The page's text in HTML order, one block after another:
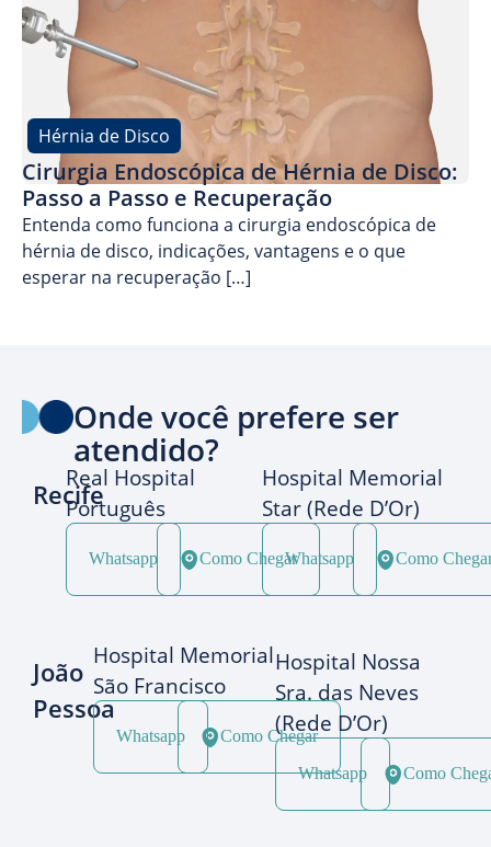
Hérnia de Disco
Cirurgia Endoscópica de Hérnia de Disco:
Passo a Passo e Recuperação
Entenda como funciona a cirurgia endoscópica de
hérnia de disco, indicações, vantagens e o que
esperar na recuperação […]
Onde você prefere ser
atendido?
RecifeReal Hospital
Português
Whatsapp Como Chegar
Hospital Memorial
Star (Rede D’Or)
Whatsapp Como
João
Pessoa
Hospital Memorial
São Francisco
Whatsapp Como Chegar
Hospital Nossa
Sra. das Neves
(Rede D’Or)
Whatsapp Como